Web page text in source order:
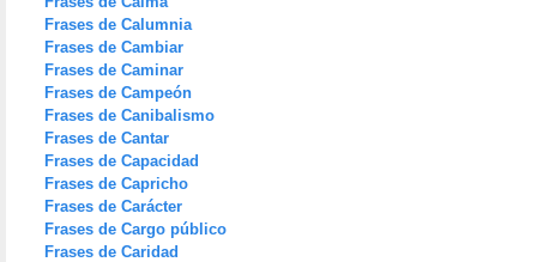
Frases de Calumnia
Frases de Cambiar
Frases de Caminar
Frases de Campeón
Frases de Canibalismo
Frases de Cantar
Frases de Capacidad
Frases de Capricho
Frases de Carácter
Frases de Cargo público
Frases de Caridad